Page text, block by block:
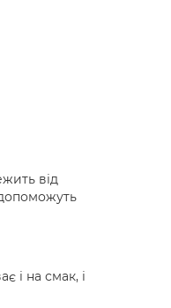
від
допоможуть
і на смак, і